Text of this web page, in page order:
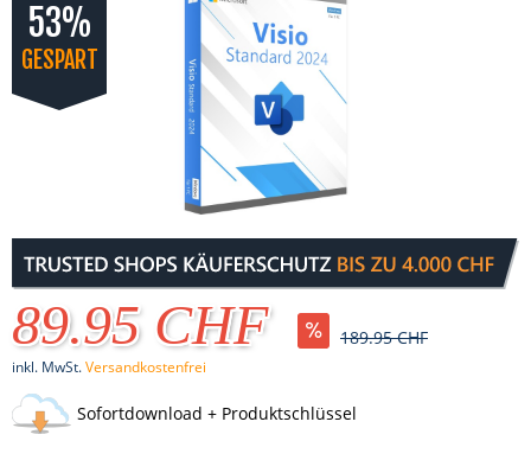
53%
GESPART
89.95 CHF 189.95 CHF
inkl. MwSt.Versandkostenfrei
Sofortdownload + Produktschlüssel